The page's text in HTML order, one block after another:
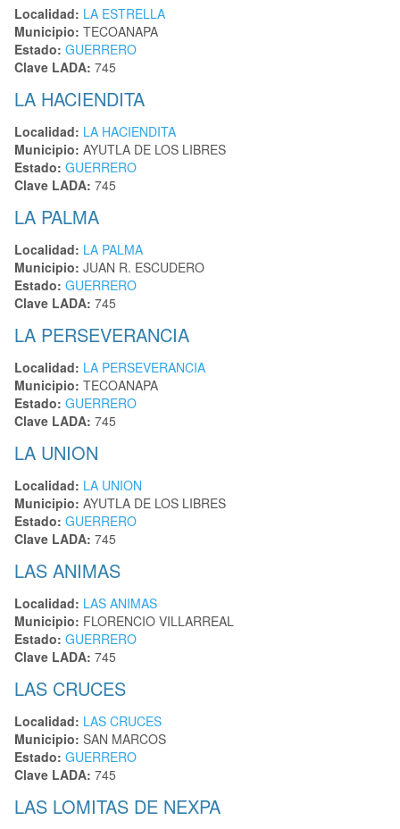
Localidad: LA ESTRELLA
Municipio: TECOANAPA
Estado: GUERRERO
Clave LADA: 745
LA HACIENDITA
Localidad: LA HACIENDITA
Municipio: AYUTLA DE LOS LIBRES
Estado: GUERRERO
Clave LADA: 745
LA PALMA
Localidad: LA PALMA
Municipio: JUAN R. ESCUDERO
Estado: GUERRERO
Clave LADA: 745
LA PERSEVERANCIA
Localidad: LA PERSEVERANCIA
Municipio: TECOANAPA
Estado: GUERRERO
Clave LADA: 745
LA UNION
Localidad: LA UNION
Municipio: AYUTLA DE LOS LIBRES
Estado: GUERRERO
Clave LADA: 745
LAS ANIMAS
Localidad: LAS ANIMAS
Municipio: FLORENCIO VILLARREAL
Estado: GUERRERO
Clave LADA: 745
LAS CRUCES
Localidad: LAS CRUCES
Municipio: SAN MARCOS
Estado: GUERRERO
Clave LADA: 745
LAS LOMITAS DE NEXPA